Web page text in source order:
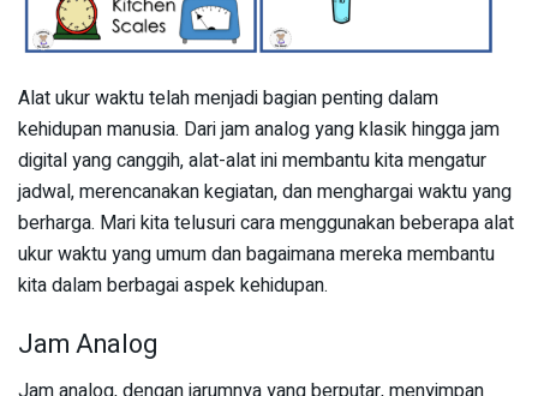
Alat ukur waktu telah menjadi bagian penting dalam
kehidupan manusia. Dari jam analog yang klasik hingga jam
digital yang canggih, alat-alat ini membantu kita mengatur
jadwal, merencanakan kegiatan, dan menghargai waktu yang
berharga. Mari kita telusuri cara menggunakan beberapa alat
ukur waktu yang umum dan bagaimana mereka membantu
kita dalam berbagai aspek kehidupan.
Jam Analog